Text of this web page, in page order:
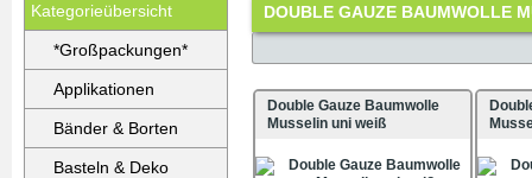
Kategorieübersicht
*Großpackungen*
Applikationen
Bänder & Borten
Basteln & Deko
DOUBLE GAUZE BAUMWOLLE
Double Gauze Baumwolle
Musselin uni weiß